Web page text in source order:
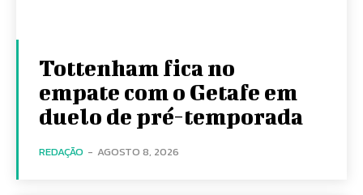
Tottenham fica no
empate com o Getafe em
duelo de pré-temporada
REDAÇÃO - AGOSTO 8, 2026